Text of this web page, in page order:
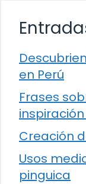
en Perú
Frases
Creación
Usos
pinguica